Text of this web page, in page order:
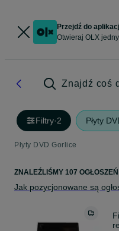
Przejdź do
Otwieraj OLX
Znajdź coś
Filtry·2 Płyty
Płyty DVD Gorlice
ZNALEŹLIŚMY 107 OGŁOSZEŃ
Jak pozycjonowane są